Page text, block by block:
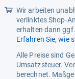
Wir arbeiten
verlinktes Shop-
erhalten dann
Erfahren Sie, wie
Alle Preise sind
Umsatzsteuer.
berechnet.